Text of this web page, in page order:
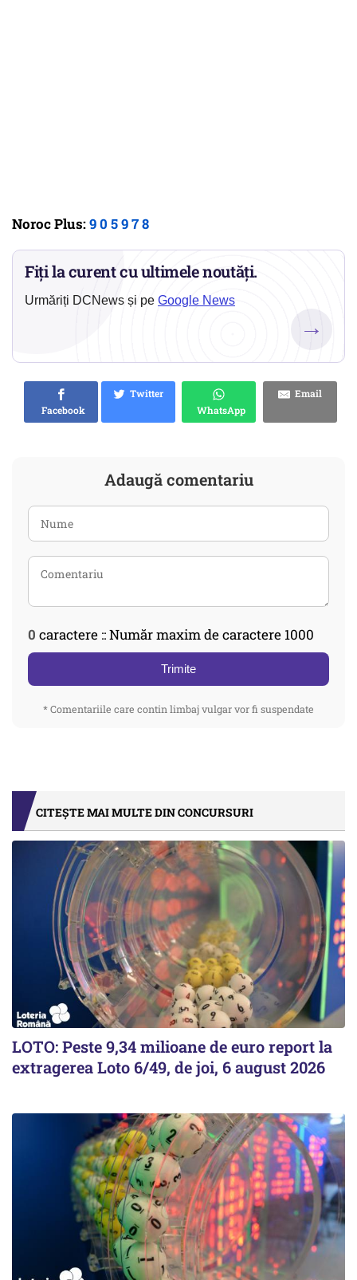
Noroc Plus:9 0 5 9 7 8
Fiți la curent cu ultimele noutăți.
Urmăriți DCNews și pe Google News
→
Facebook
Twitter
WhatsApp
Email
Adaugă comentariu
0 caractere :: Număr maxim de caractere 1000
Trimite
* Comentariile care contin limbaj vulgar vor fi suspendate
CITEȘTE MAI MULTE DIN CONCURSURI
LOTO: Peste 9,34 milioane de euro report la
extragerea Loto 6/49, de joi, 6 august 2026